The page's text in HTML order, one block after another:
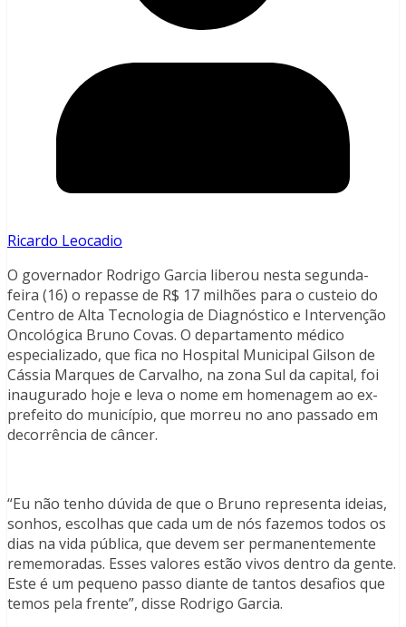
Ricardo Leocadio
O governador Rodrigo Garcia liberou nesta segunda-
feira (16) o repasse de R$ 17 milhões para o custeio do
Centro de Alta Tecnologia de Diagnóstico e Intervenção
Oncológica Bruno Covas. O departamento médico
especializado, que fica no Hospital Municipal Gilson de
Cássia Marques de Carvalho, na zona Sul da capital, foi
inaugurado hoje e leva o nome em homenagem ao ex-
prefeito do município, que morreu no ano passado em
decorrência de câncer.
“Eu não tenho dúvida de que o Bruno representa ideias,
sonhos, escolhas que cada um de nós fazemos todos os
dias na vida pública, que devem ser permanentemente
rememoradas. Esses valores estão vivos dentro da gente.
Este é um pequeno passo diante de tantos desafios que
temos pela frente”, disse Rodrigo Garcia.